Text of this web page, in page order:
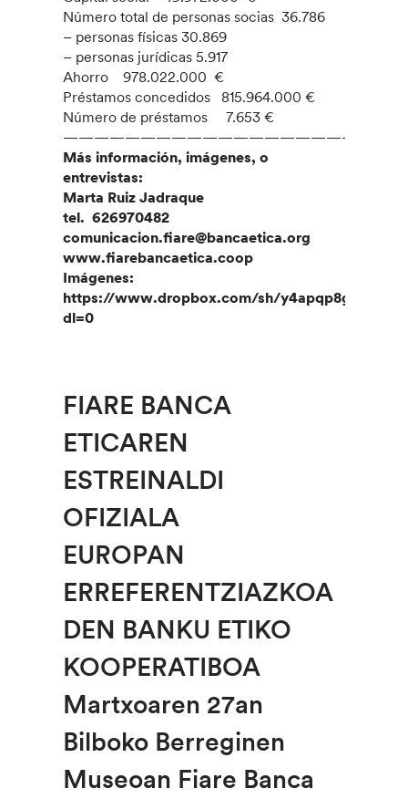
Número total de personas socias 36.786
– personas físicas 30.869
– personas jurídicas 5.917
Ahorro 978.022.000 €
Préstamos concedidos 815.964.000 €
Número de préstamos 7.653 €
———————————————————–
Más información, imágenes, o
entrevistas:
Marta Ruiz Jadraque
tel. 626970482
comunicacion.fiare@bancaetica.org
www.fiarebancaetica.coop
Imágenes:
https://www.dropbox.com/sh/
dl=0
FIARE BANCA
ETICAREN
ESTREINALDI
OFIZIALA
EUROPAN
ERREFERENTZIAZKOA
DEN BANKU ETIKO
KOOPERATIBOA
Martxoaren 27an
Bilboko Berreginen
Museoan Fiare Banca